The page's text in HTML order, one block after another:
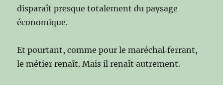
disparaît presque totalement du paysage
économique.
Et pourtant, comme pour le maréchal‑ferrant,
le métier renaît. Mais il renaît autrement.